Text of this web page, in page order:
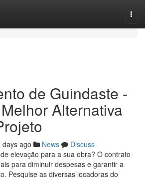
de Guindaste -
Alternativa
days ago News
Discuss
elevação para a sua obra? O contrato
para diminuir despesas e garantir a
Pesquise as diversas locadoras do